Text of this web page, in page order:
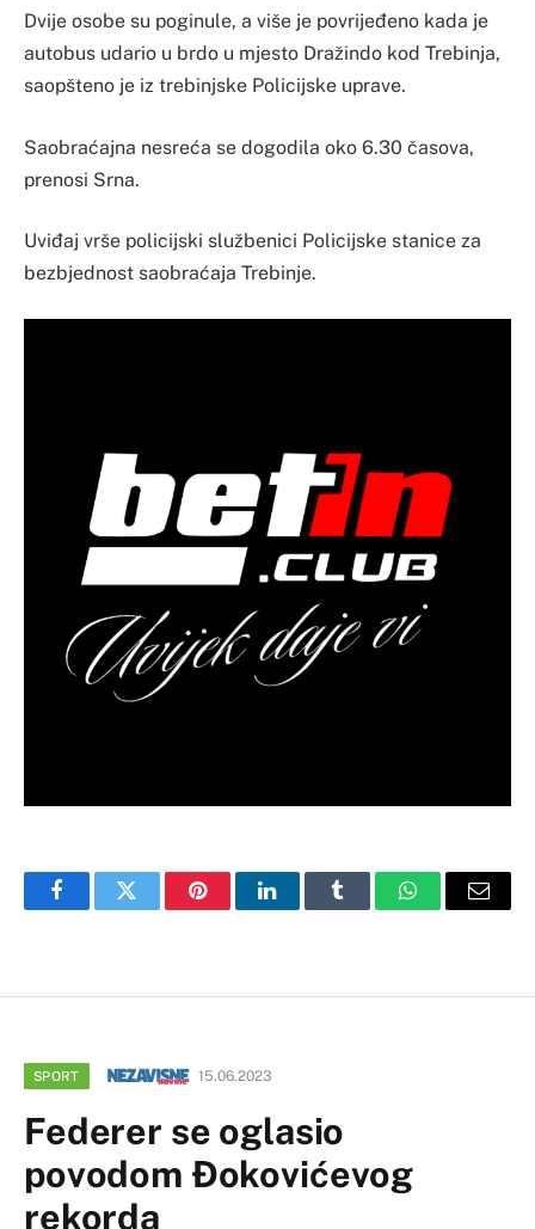
Dvije osobe su poginule, a više je povrijeđeno kada je
autobus udario u brdo u mjesto Dražindo kod Trebinja,
saopšteno je iz trebinjske Policijske uprave.
Saobraćajna nesreća se dogodila oko 6.30 časova,
prenosi Srna.
Uviđaj vrše policijski službenici Policijske stanice za
bezbjednost saobraćaja Trebinje.
FacebookTwitter PinterestLinkedInTumblr WhatsAppEmail
SPORT 15.06.2023
Federer se oglasio
povodom Đokovićevog
rekorda